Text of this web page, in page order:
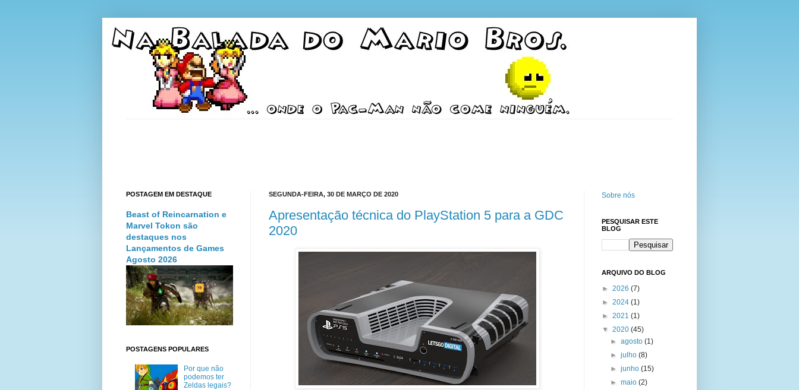
SEGUNDA-FEIRA, 30 DE MARÇO DE 2020
Apresentação técnica do PlayStation 5 para a GDC
2020
POSTAGEM EM DESTAQUE
Beast of Reincarnation e
Marvel Tokon são
destaques nos
Lançamentos de Games
Agosto 2026
POSTAGENS POPULARES
Por que não
podemos ter
Zeldas legais?
Sobre nós
PESQUISAR ESTE
BLOG
ARQUIVO DO BLOG
► 2026 (7)
► 2024 (1)
► 2021 (1)
▼ 2020 (45)
►agosto(1)
►julho(8)
►junho(15)
►maio(2)